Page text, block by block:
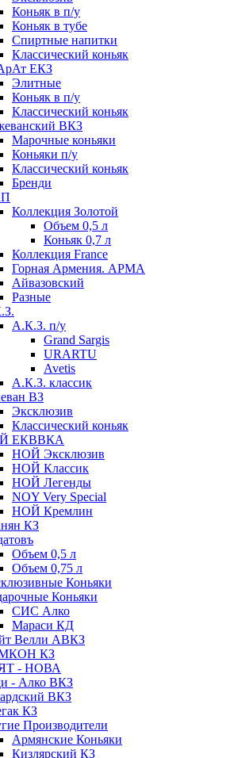
Коньяк в п/у
Коньяк в тубе
Спиртные напитки
Классический коньяк
ЕКЗ
Элитные
Коньяк в п/у
Классический коньяк
ВКЗ
Марочные коньяки
Коньяки п/у
Классический коньяк
Бренди
Коллекция Золотой
Объем 0,5 л
Коньяк 0,7 л
Коллекция France
Горная Армения. АРМА
Айвазовский
Разные
А.К.З. п/у
Grand Sargis
URARTU
Avetis
А.К.З. классик
ВЗ
Эксклюзив
Классический коньяк
ЕКВВКА
НОЙ Эксклюзив
НОЙ Классик
НОЙ Легенды
NOY Very Speсial
НОЙ Кремлин
КЗ
Объем 0,5 л
Объем 0,75 л
Коньяки
Коньяки
СИС Алко
Мараси КД
Велли АВКЗ
КЗ
- НОВА
- Алко ВКЗ
ВКЗ
КЗ
Производители
Армянские Коньяки
Кизлярский КЗ